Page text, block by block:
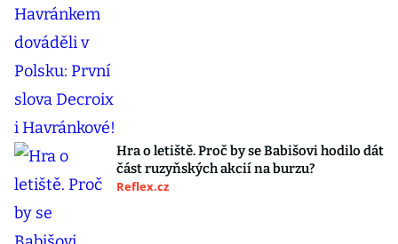
Hra o letiště. Proč by se Babišovi hodilo dát
část ruzyňských akcií na burzu?
Reflex.cz